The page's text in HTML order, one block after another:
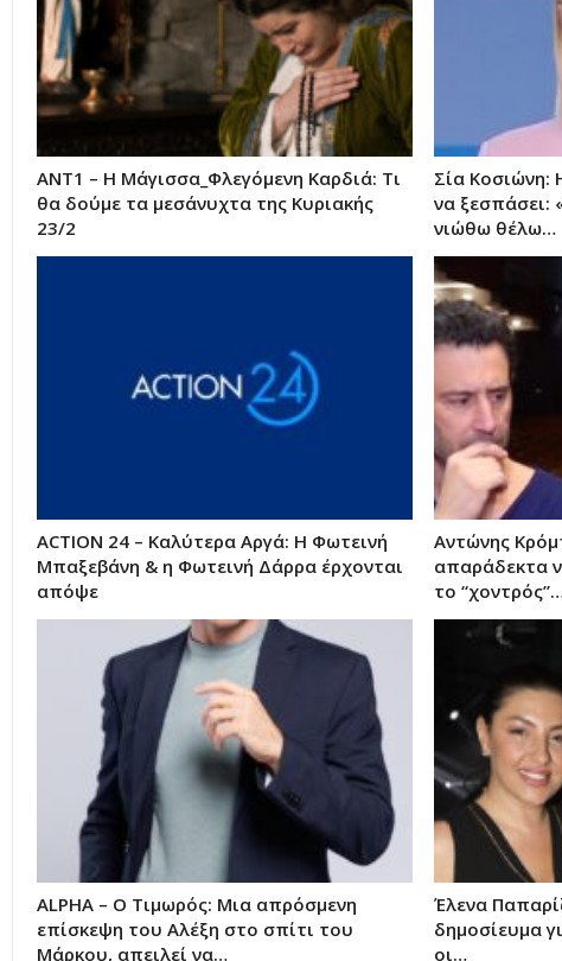
ΑΝΤ1 – Η Μάγισσα_Φλεγόμενη Καρδιά: Τι
θα δούμε τα μεσάνυχτα της Κυριακής
23/2
Σία Κοσιώνη:
να ξεσπάσει:
νιώθω θέλω…
ACTION 24 – Καλύτερα Αργά: Η Φωτεινή
Μπαξεβάνη & η Φωτεινή Δάρρα έρχονται
απόψε
Αντώνης
απαράδεκτα
το
ALPHA – Ο Τιμωρός: Μια απρόσμενη
επίσκεψη του Αλέξη στο σπίτι του
Μάρκου, απειλεί να…
Έλενα
δημοσίευμα
οι…